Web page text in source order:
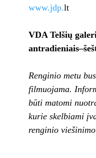
www.jdp.lt
VDA Telšių
Renginio metu
filmuojama.
būti matomi
kurie skelbiami
renginio